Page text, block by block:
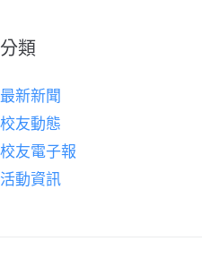
分類
最新新聞
校友動態
校友電子報
活動資訊